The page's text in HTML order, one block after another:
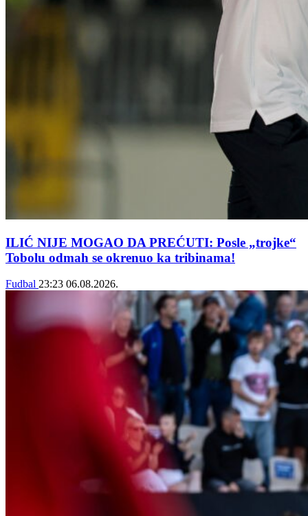
ILIĆ NIJE MOGAO DA PREĆUTI: Posle „trojke“
Tobolu odmah se okrenuo ka tribinama!
Fudbal 23:23 06.08.2026.